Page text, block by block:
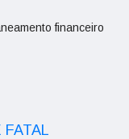
financeiro
FATAL